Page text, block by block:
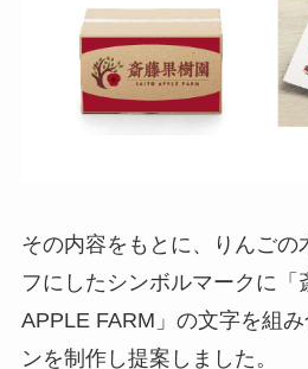
その内容をもとに、りんごの
フにしたシンボルマークに「
APPLE FARM」の文字を組
ンを制作し提案しました。